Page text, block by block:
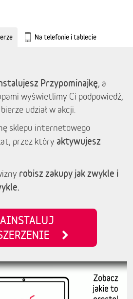
Na telefonie i tablecie
Przypominajkę, a
wyświetlimy Ci podpowiedź,
udział w akcji.
sklepu internetowego
przez który aktywujesz
robisz zakupy jak zwykle i